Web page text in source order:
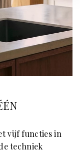
vijf functies in
techniek